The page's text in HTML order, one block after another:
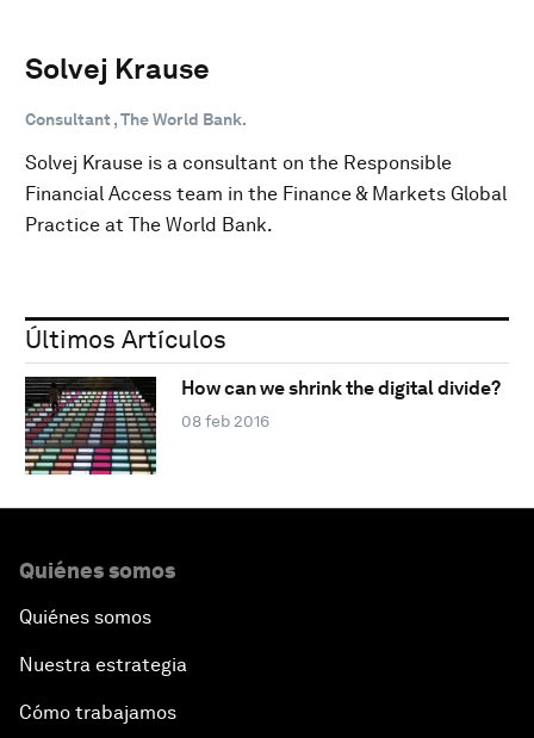
Solvej Krause
Consultant , The World Bank.
Solvej Krause is a consultant on the Responsible
Financial Access team in the Finance & Markets Global
Practice at The World Bank.
Últimos Artículos
How can we shrink the digital divide?
08 feb 2016
Quiénes somos
Quiénes somos
Nuestra estrategia
Cómo trabajamos